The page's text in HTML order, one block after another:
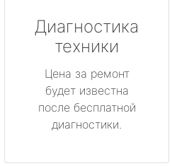
Диагностика
техники
Цена за ремонт
будет известна
после бесплатной
диагностики.